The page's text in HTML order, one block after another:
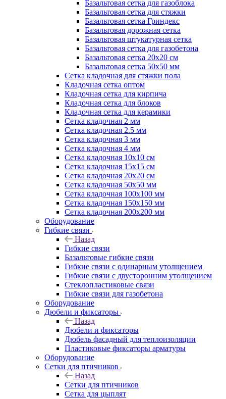
Базальтовая сетка для газоблока
Базальтовая сетка для стяжки
Базальтовая сетка Гриндекс
Базальтовая дорожная сетка
Базальтовая штукатурная сетка
Базальтовая сетка для газобетона
Базальтовая сетка 20x20 см
Базальтовая сетка 50x50 мм
Сетка кладочная для стяжки пола
Кладочная сетка оптом
Кладочная сетка для кирпича
Кладочная сетка для блоков
Кладочная сетка для керамики
Сетка кладочная 2 мм
Сетка кладочная 2.5 мм
Сетка кладочная 3 мм
Сетка кладочная 4 мм
Сетка кладочная 10x10 см
Сетка кладочная 15x15 см
Сетка кладочная 20x20 см
Сетка кладочная 50x50 мм
Сетка кладочная 100x100 мм
Сетка кладочная 150x150 мм
Сетка кладочная 200x200 мм
Оборудование
Гибкие связи
Назад
Гибкие связи
Базальтовые гибкие связи
Гибкие связи с одинарным утолщением
Гибкие связи с двусторонним утолщением
Стеклопластиковые связи
Гибкие связи для газобетона
Оборудование
Дюбели и фиксаторы
Назад
Дюбели и фиксаторы
Дюбель фасадный для теплоизоляции
Пластиковые фиксаторы арматуры
Оборудование
Сетки для птичников
Назад
Сетки для птичников
Сетка для цыплят